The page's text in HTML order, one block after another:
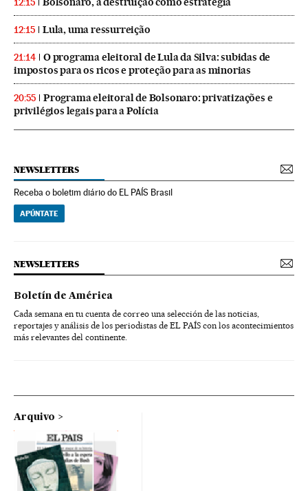
12:15
12:15 Lula, uma ressurreição
21:14
O programa eleitoral de Lula da Silva: subidas de
impostos para os ricos e proteção para as minorias
20:55
Programa eleitoral de Bolsonaro: privatizações e
privilégios legais para a Polícia
NEWSLETTERS
Receba o boletim diário do EL PAÍS Brasil
APÚNTATE
NEWSLETTERS
Boletín de América
Cada semana en tu cuenta de correo una selección de las noticias,
reportajes y análisis de los periodistas de EL PAÍS con los acontecimientos
más relevantes del continente.
Arquivo